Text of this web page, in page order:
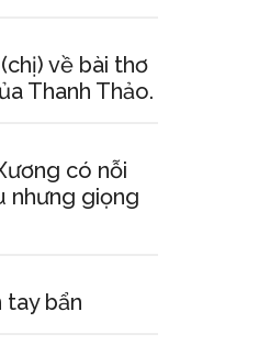
về bài thơ
Thanh Thảo.
có nỗi
nhưng giọng
tay bẩn